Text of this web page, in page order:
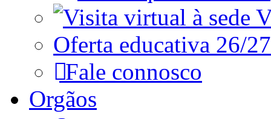
Oferta educativa 26/27
Fale connosco
Orgãos